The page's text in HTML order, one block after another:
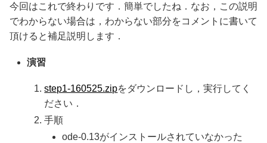
今回はこれで終わりです．簡単でしたね．なお，この説明
でわからない場合は，わからない部分をコメントに書いて
頂けると補足説明します．
演習
step1-160525.zipをダウンロードし，実行してく
ださい．
手順
ode-0.13がインストールされていなかった